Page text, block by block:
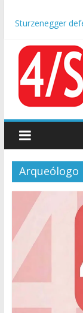
Sturzenegger
Sáenz
Fuego y
Tormentas
Servicio
Los alquileres
Represión
protesta contra
Arqueólogo